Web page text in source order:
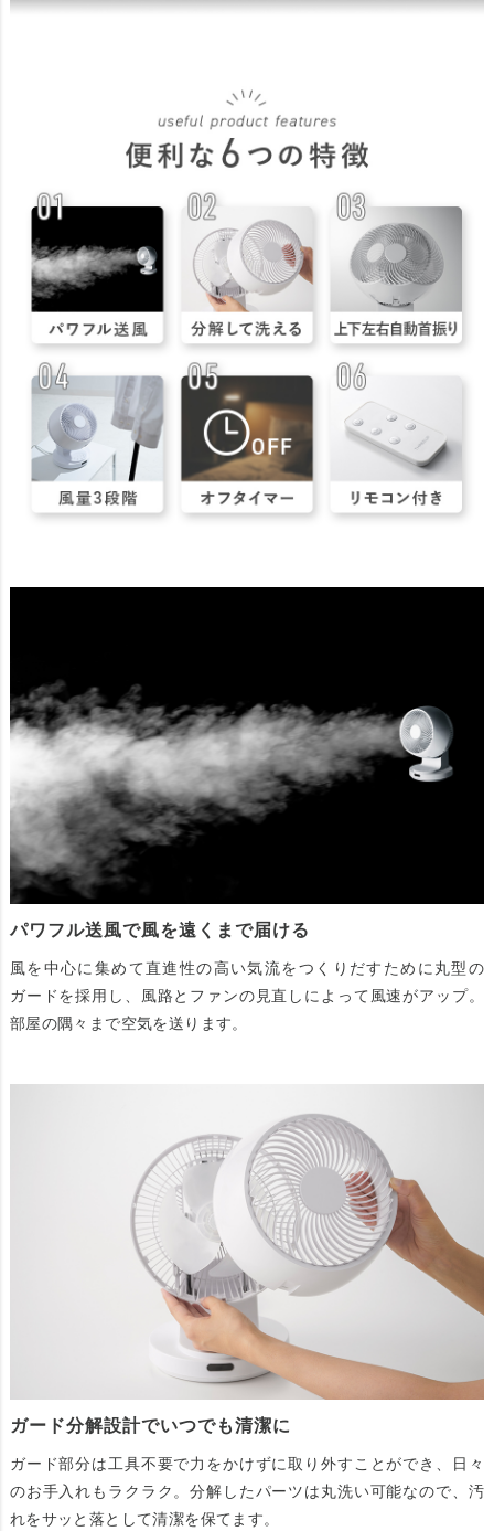
パワフル送風で風を遠くまで届ける
風を中心に集めて直進性の高い気流をつくりだすために丸型の
ガードを採用し、風路とファンの見直しによって風速がアップ。
部屋の隅々まで空気を送ります。
ガード分解設計でいつでも清潔に
ガード部分は工具不要で力をかけずに取り外すことができ、日々
のお手入れもラクラク。分解したパーツは丸洗い可能なので、汚
れをサッと落として清潔を保てます。